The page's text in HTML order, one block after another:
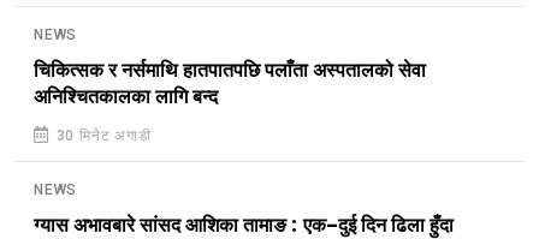
NEWS
चिकित्सक र नर्समाथि हातपातपछि पलाँता अस्पतालको सेवा
अनिश्चितकालका लागि बन्द
30 मिनेट अगाडी
NEWS
ग्यास अभावबारे सांसद आशिका तामाङ : एक–दुई दिन ढिला हुँदा